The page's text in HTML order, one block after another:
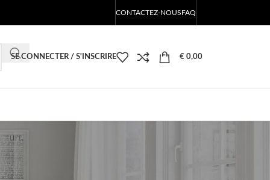
CONTACTEZ-NOUSFAQ
SE CONNECTER / S'INSCRIRE € 0,00